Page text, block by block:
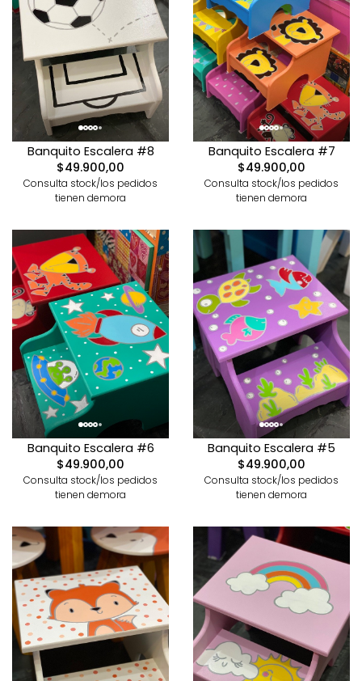
Banquito Escalera #8
$49.900,00
Consulta stock/los pedidos
tienen demora
Banquito Escalera #7
$49.900,00
Consulta stock/los pedidos
tienen demora
Banquito Escalera #6
$49.900,00
Consulta stock/los pedidos
tienen demora
Banquito Escalera #5
$49.900,00
Consulta stock/los pedidos
tienen demora